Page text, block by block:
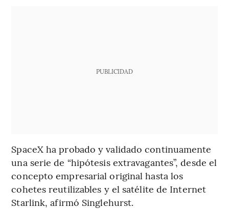
PUBLICIDAD
SpaceX ha probado y validado continuamente
una serie de “hipótesis extravagantes”, desde el
concepto empresarial original hasta los
cohetes reutilizables y el satélite de Internet
Starlink, afirmó Singlehurst.